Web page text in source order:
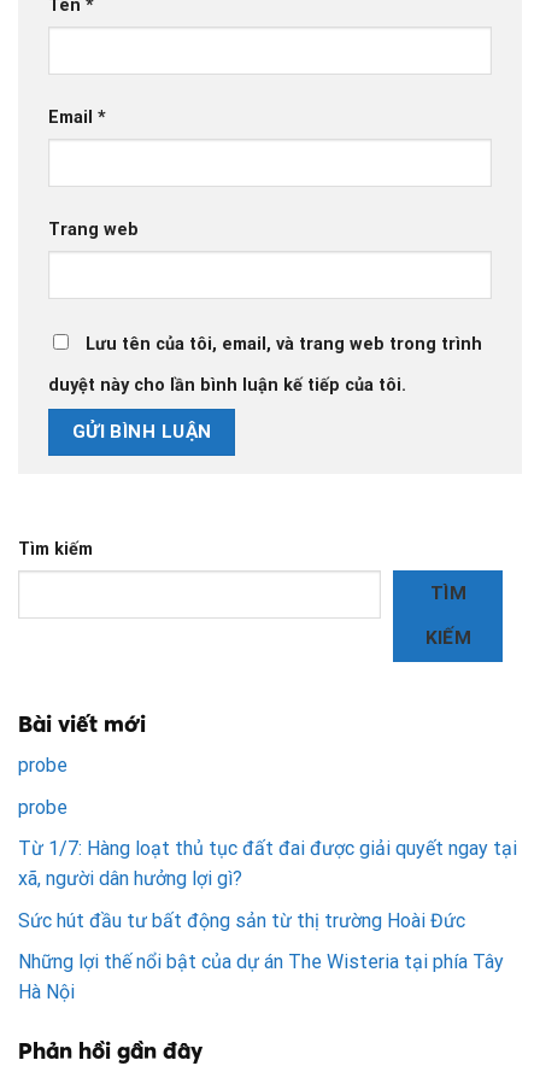
Tên *
Email *
Trang web
Lưu tên của tôi, email, và trang web trong trình
duyệt này cho lần bình luận kế tiếp của tôi.
Tìm kiếm
TÌM
KIẾM
Bài viết mới
probe
probe
Từ 1/7: Hàng loạt thủ tục đất đai được giải quyết ngay tại
xã, người dân hưởng lợi gì?
Sức hút đầu tư bất động sản từ thị trường Hoài Đức
Những lợi thế nổi bật của dự án The Wisteria tại phía Tây
Hà Nội
Phản hồi gần đây